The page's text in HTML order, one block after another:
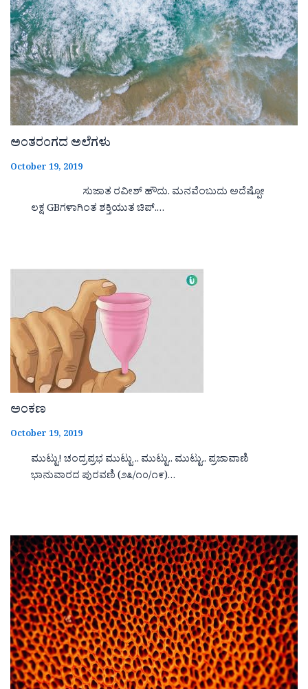
ಅಂತರಂಗದ ಅಲೆಗಳು
October 19, 2019
ಸುಜಾತ ರವೀಶ್ ಹೌದು. ಮನವೆಂಬುದು ಅದೆಷ್ಪೋ
ಲಕ್ಷ GBಗಳಾಗಿಂತ ಶಕ್ತಿಯುತ ಚಿಪ್.…
ಅಂಕಣ
October 19, 2019
ಮುಟ್ಟು! ಚಂದ್ರಪ್ರಭ ಮುಟ್ಟು .. ಮುಟ್ಟು.. ಮುಟ್ಟು.. ಪ್ರಜಾವಾಣಿ
ಭಾನುವಾರದ ಪುರವಣಿ (೨೩/೧೦/೧೯)…